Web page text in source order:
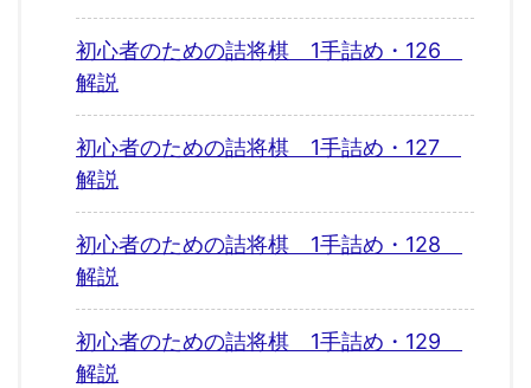
初心者のための詰将棋 1手詰め・126
解説
初心者のための詰将棋 1手詰め・127
解説
初心者のための詰将棋 1手詰め・128
解説
初心者のための詰将棋 1手詰め・129
解説